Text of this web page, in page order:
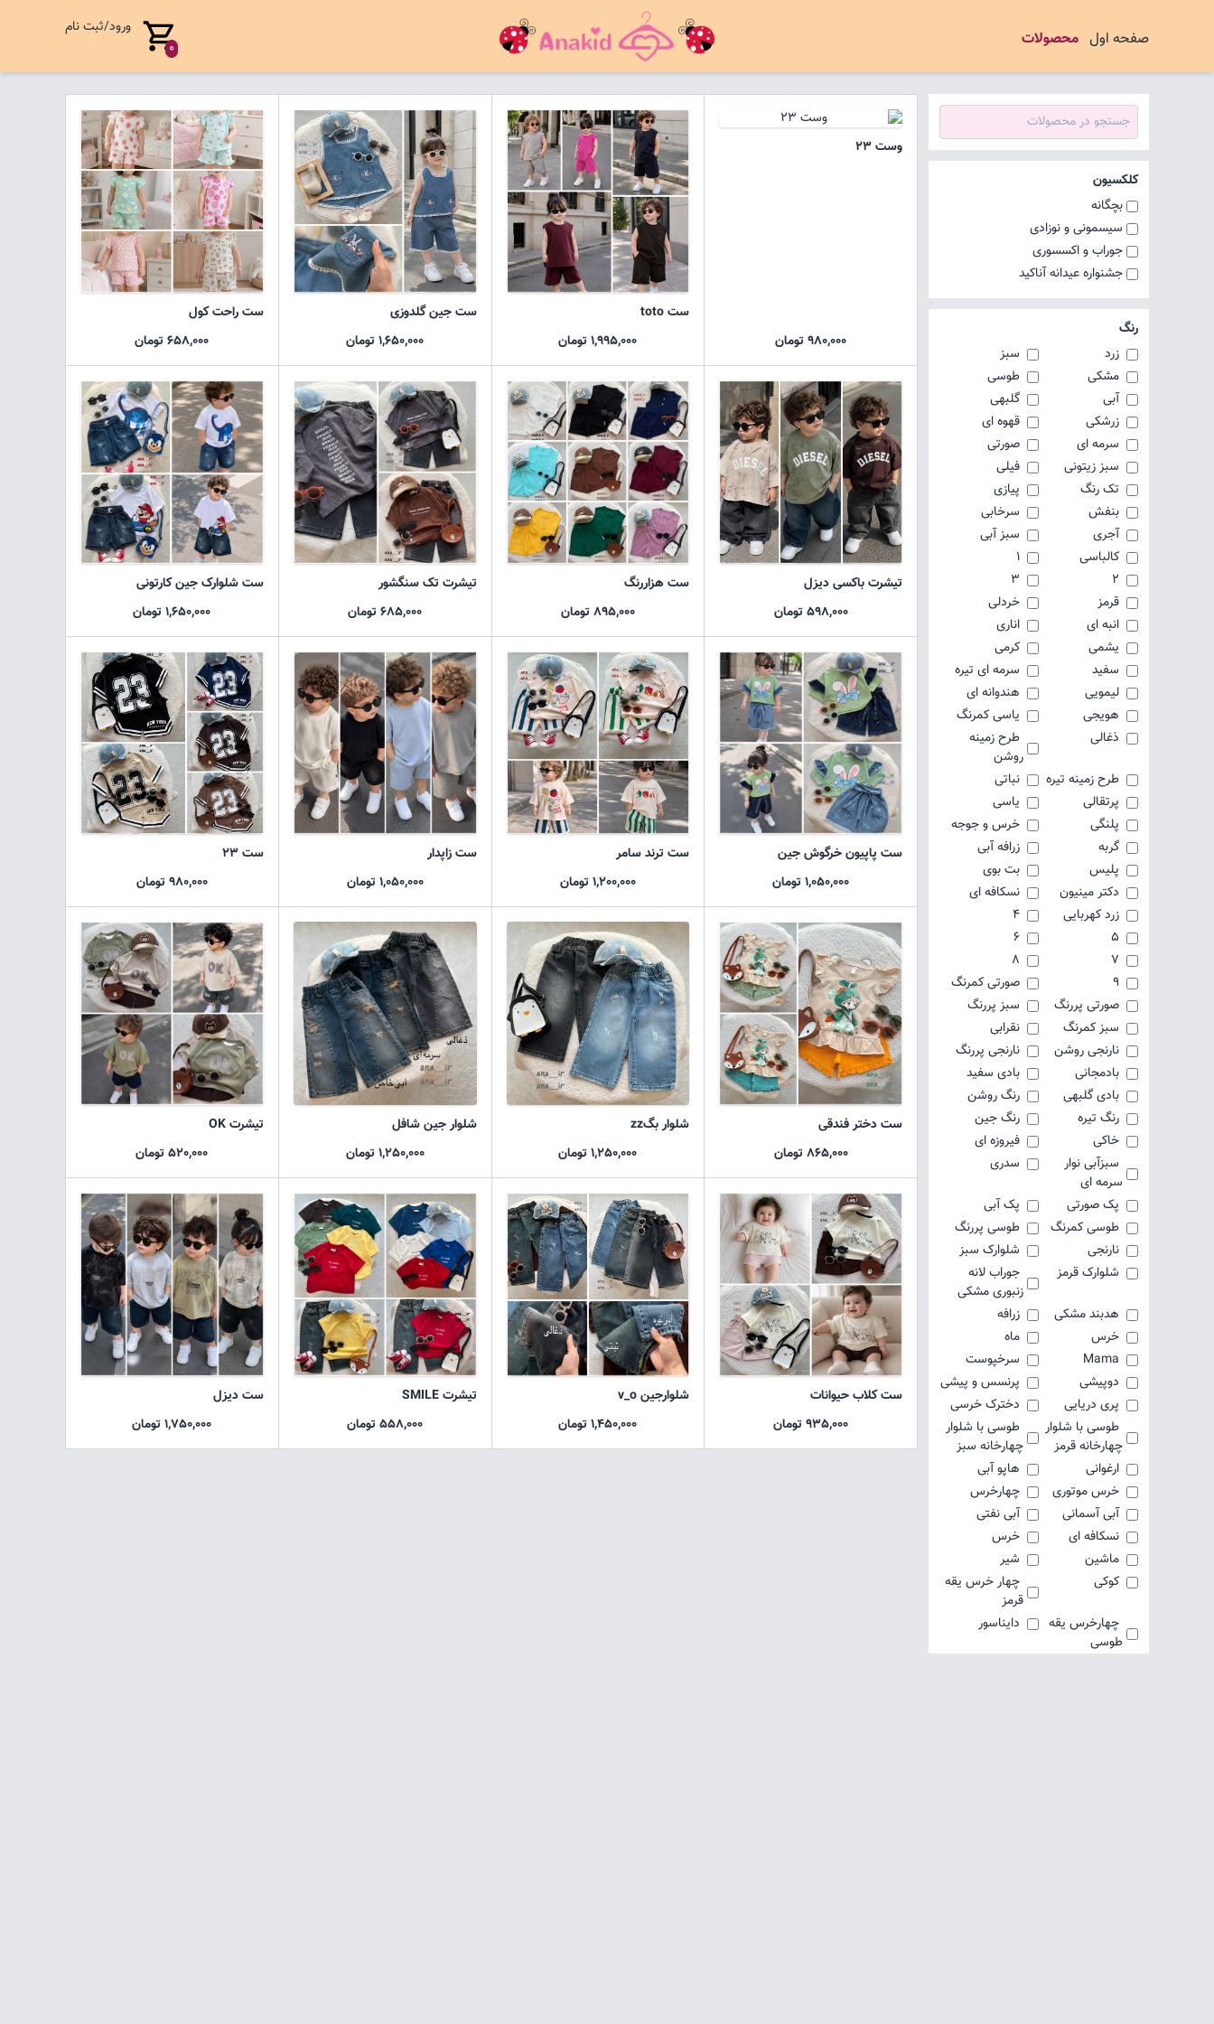
صفحه اول محصولات 0
ورود/ثبت نام
کلکسیون
بچگانه
سیسمونی و نوزادی
جوراب و اکسسوری
جشنواره عیدانه آناکید
رنگ
زرد
سبز
مشکی
طوسی
آبی
گلبهی
زرشکی
قهوه ای
سرمه ای
صورتی
سبز زیتونی
فیلی
تک رنگ
پیازی
بنفش
سرخابی
آجری
سبز آبی
کالباسی
1
2
3
قرمز
خردلی
انبه ای
اناری
یشمی
کرمی
سفید
سرمه ای تیره
لیمویی
هندوانه ای
هویجی
یاسی کمرنگ
ذغالی
طرح زمینه
روشن
طرح زمینه تیره
نباتی
پرتقالی
یاسی
پلنگی
خرس و جوجه
گربه
زرافه آبی
پلیس
بت بوی
دکتر مینیون
نسکافه ای
زرد کهربایی
4
5
6
7
8
9
صورتی کمرنگ
صورتی پررنگ
سبز پررنگ
سبز کمرنگ
نقرابی
نارنجی روشن
نارنجی پررنگ
بادمجانی
بادی سفید
بادی گلبهی
رنگ روشن
رنگ تیره
رنگ جین
خاکی
فیروزه ای
سبزآبی نوار
سرمه ای
سدری
پک صورتی
پک آبی
طوسی کمرنگ
طوسی پررنگ
نارنجی
شلوارک سبز
شلوارک قرمز
جوراب لانه
زنبوری مشکی
هدبند مشکی
زرافه
خرس
ماه
Mama
سرخپوست
دوپیشی
پرنسس و پیشی
پری دریایی
دخترک خرسی
طوسی با شلوار
چهارخانه قرمز
طوسی با شلوار
چهارخانه سبز
ارغوانی
هاپو آبی
خرس موتوری
چهارخرس
آبی آسمانی
آبی نفتی
نسکافه ای
خرس
ماشین
شیر
کوکی
چهار خرس یقه
قرمز
چهارخرس یقه
طوسی
دایناسور
وست 23
980,000 تومان
ست toto
1,995,000 تومان
ست جین گلدوزی
1,650,000 تومان
ست راحت کول
658,000 تومان
تیشرت باکسی دیزل
598,000 تومان
ست هزاررنگ
895,000 تومان
تیشرت تک سنگشور
685,000 تومان
ست شلوارک جین کارتونی
1,650,000 تومان
ست پاپیون خرگوش جین
1,050,000 تومان
ست ترند سامر
1,200,000 تومان
ست زاپدار
1,050,000 تومان
ست 23
980,000 تومان
ست دختر فندقی
865,000 تومان
شلوار بگzz
1,250,000 تومان
شلوار جین شافل
1,250,000 تومان
تیشرت OK
520,000 تومان
ست کلاب حیوانات
935,000 تومان
شلوارجین v_o
1,450,000 تومان
تیشرت SMILE
558,000 تومان
ست دیزل
1,750,000 تومان